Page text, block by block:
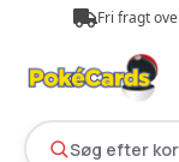
Fri fragt
Søg efter